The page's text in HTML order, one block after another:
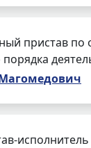
пристав по
исполнитель